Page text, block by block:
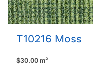
T10216 Moss
$30.00m²